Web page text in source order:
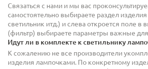
Связаться с нами и мы вас
самостоятельно выбираете раздел
светильник итд.) и слева откроется поле в
(фильтр) выбираете параметры важные
Идут ли в комплекте к светильнику
К сожалению не все производители
изделия лампочками. По конкретному